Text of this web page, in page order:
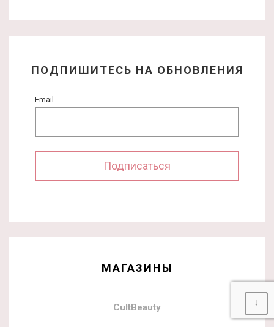
ПОДПИШИТЕСЬ НА ОБНОВЛЕНИЯ
Email
МАГАЗИНЫ
CultBeauty ↓